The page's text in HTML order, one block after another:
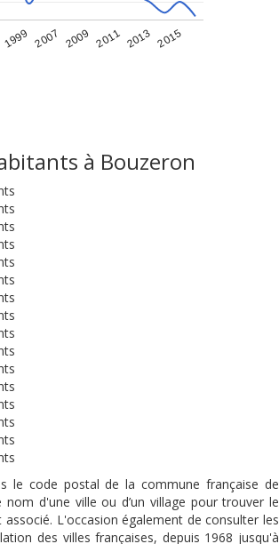
1999 2007 2009 2011 2013 2015
à Bouzeron
le code postal de la commune française de
d'une ville ou d’un village pour trouver le
L'occasion également de consulter les
des villes françaises, depuis 1968 jusqu'à